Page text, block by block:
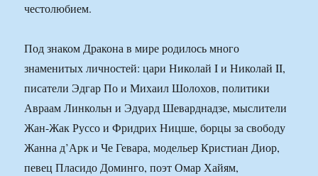
честолюбием.
Под знаком Дракона в мире родилось много
знаменитых личностей: цари Николай I и Николай II,
писатели Эдгар По и Михаил Шолохов, политики
Авраам Линкольн и Эдуард Шеварднадзе, мыслители
Жан-Жак Руссо и Фридрих Ницше, борцы за свободу
Жанна д’Арк и Че Гевара, модельер Кристиан Диор,
певец Пласидо Доминго, поэт Омар Хайям,